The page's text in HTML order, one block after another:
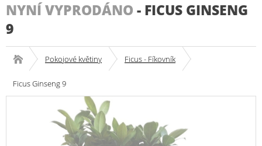
NYNÍ VYPRODÁNO - FICUS GINSENG
9
Pokojové květiny Ficus - Fíkovník
Ficus Ginseng 9